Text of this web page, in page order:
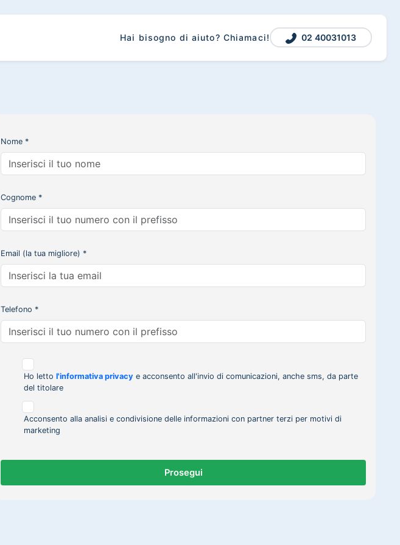
Hai bisogno di aiuto? Chiamaci! 02 40031013
Nome *
Cognome *
Email (la tua migliore) *
Telefono *
Ho letto l'informativa privacy e acconsento all'invio di comunicazioni, anche sms, da parte
del titolare
Acconsento alla analisi e condivisione delle informazioni con partner terzi per motivi di
marketing